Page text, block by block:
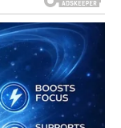
njihova
naprijed, a ne